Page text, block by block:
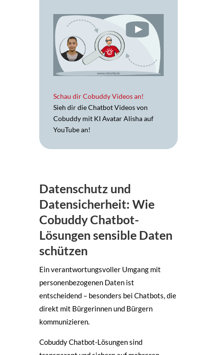
Schau dir Cobuddy Videos an!
Sieh dir die Chatbot Videos von
Cobuddy mit KI Avatar Alisha auf
YouTube an!
Datenschutz und
Datensicherheit: Wie
Cobuddy Chatbot-
Lösungen sensible Daten
schützen
Ein verantwortungsvoller Umgang mit
personenbezogenen Daten ist
entscheidend – besonders bei Chatbots, die
direkt mit Bürgerinnen und Bürgern
kommunizieren.
Cobuddy Chatbot-Lösungen sind